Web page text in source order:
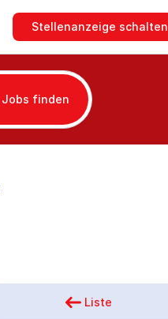
Stellenanzeige schalten
Jobs finden
Liste